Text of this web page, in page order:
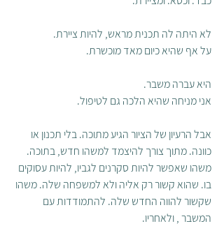
לא היתה לה תכנית מראש, להיות ציירת.
על אף שהיא כיום מאד מוכשרת.
היא עברה משבר.
אני מניחה שהיא הלכה גם לטיפול.
אבל הרעיון של הציור הגיע מתוכה. בלי תכנון או
כוונה. מתוך צורך להיצמד למשהו חדש, בתוכה.
משהו שאפשר להיות סקרנים לגביו, להיות עסוקים
בו. שהוא קשור רק אליה ולא למשפחה שלה. משהו
שקשור להווה החדש שלה. להתמודדות עם
המשבר , ולאחריו.